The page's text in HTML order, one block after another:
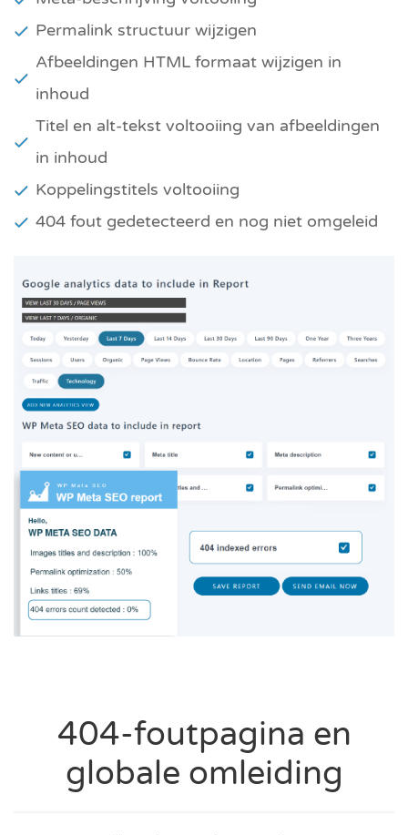
Permalink structuur wijzigen
Afbeeldingen HTML formaat wijzigen in
inhoud
Titel en alt-tekst voltooiing van afbeeldingen
in inhoud
Koppelingstitels voltooiing
404 fout gedetecteerd en nog niet omgeleid
404-foutpagina en
globale omleiding